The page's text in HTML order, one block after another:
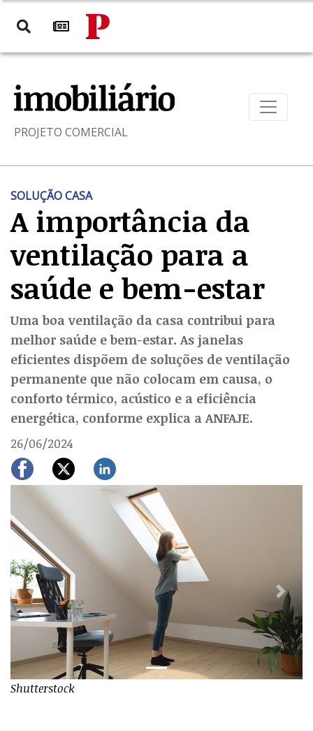
PROJETO COMERCIAL
SOLUÇÃO CASA
A importância da
ventilação para a
saúde e bem-estar
Uma boa ventilação da casa contribui para
melhor saúde e bem-estar. As janelas
eficientes dispõem de soluções de ventilação
permanente que não colocam em causa, o
conforto térmico, acústico e a eficiência
energética, conforme explica a ANFAJE.
26/06/2024
Shutterstock
Previous Next